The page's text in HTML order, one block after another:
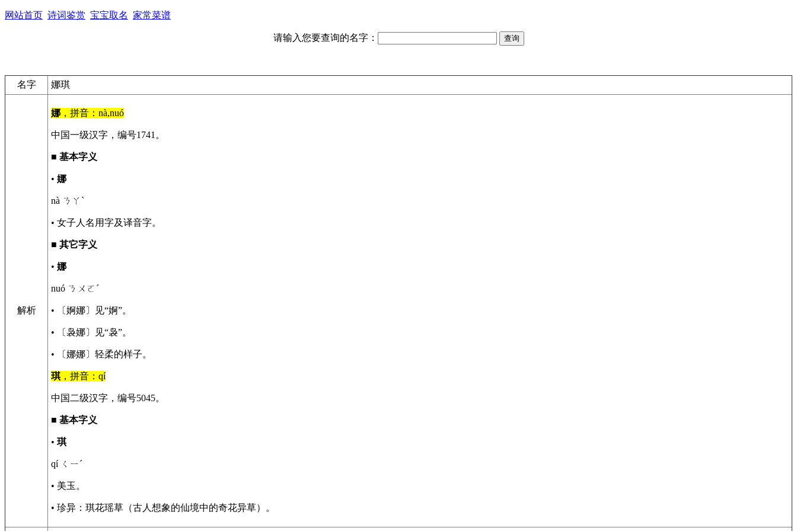
网站首页 诗词鉴赏 宝宝取名 家常菜谱
请输入您要查询的名字：
名字 娜琪
解析
娜 ，拼音：nà,nuó
中国一级汉字，编号1741。
■ 基本字义
• 娜
nà ㄋㄚˋ
• 女子人名用字及译音字。
■ 其它字义
• 娜
nuó ㄋㄨㄛˊ
• 〔婀娜〕见“婀”。
• 〔袅娜〕见“袅”。
• 〔娜娜〕轻柔的样子。
琪，拼音：qí
中国二级汉字，编号5045。
■ 基本字义
• 琪
qí ㄑㄧˊ
• 美玉。
• 珍异：琪花瑶草（古人想象的仙境中的奇花异草）。